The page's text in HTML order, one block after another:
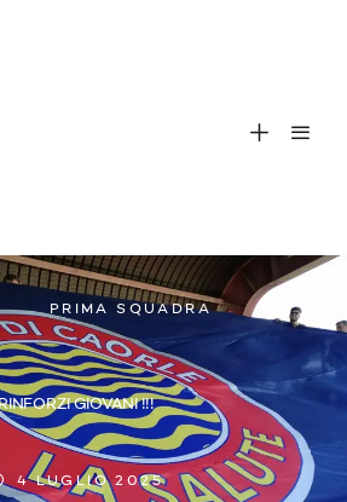
PRIMA SQUADRA
GIOVANI !!!
4 LUGLIO 2025